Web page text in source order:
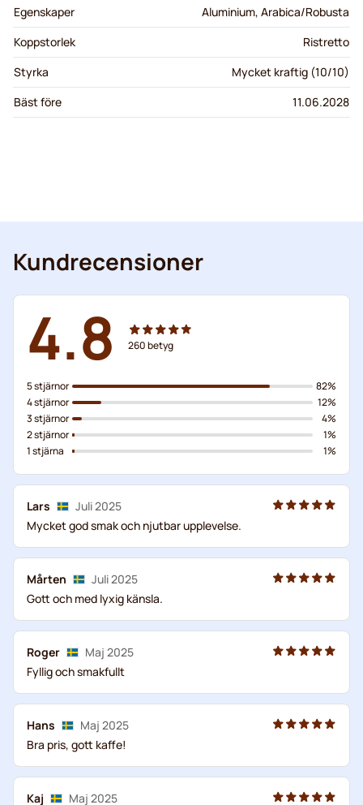
Egenskaper
Aluminium, Arabica/Robusta
Koppstorlek
Ristretto
Styrka
Mycket kraftig (10/10)
Bäst före
11.06.2028
Kundrecensioner
4.8 260betyg
5 stjärnor
4 stjärnor
3 stjärnor
2 stjärnor
1 stjärna
82%
12%
4%
1%
1%
Lars
Juli 2025
Mycket god smak och njutbar upplevelse.
Mårten
Juli 2025
Gott och med lyxig känsla.
Roger
Maj 2025
Fyllig och smakfullt
Hans
Maj 2025
Bra pris, gott kaffe!
Kaj
Maj 2025